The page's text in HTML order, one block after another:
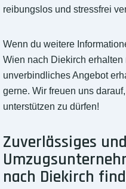
reibungslos und stressfrei
Wenn du weitere
Wien nach Diekirch erhalten
unverbindliches Angebot
gerne. Wir freuen uns
unterstützen zu dürfen!
Zuverlässiges
nach Diekirch